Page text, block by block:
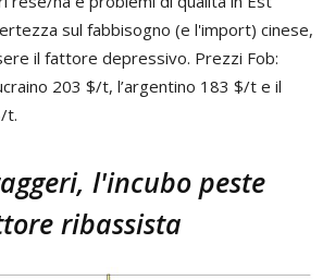
sul fabbisogno (e l'import) cinese,
il fattore depressivo. Prezzi Fob:
203 $/t, l’argentino 183 $/t e il
t.
l'incubo peste
ribassista